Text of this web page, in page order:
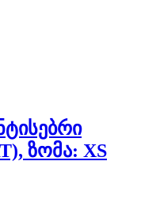
ზომა: XS